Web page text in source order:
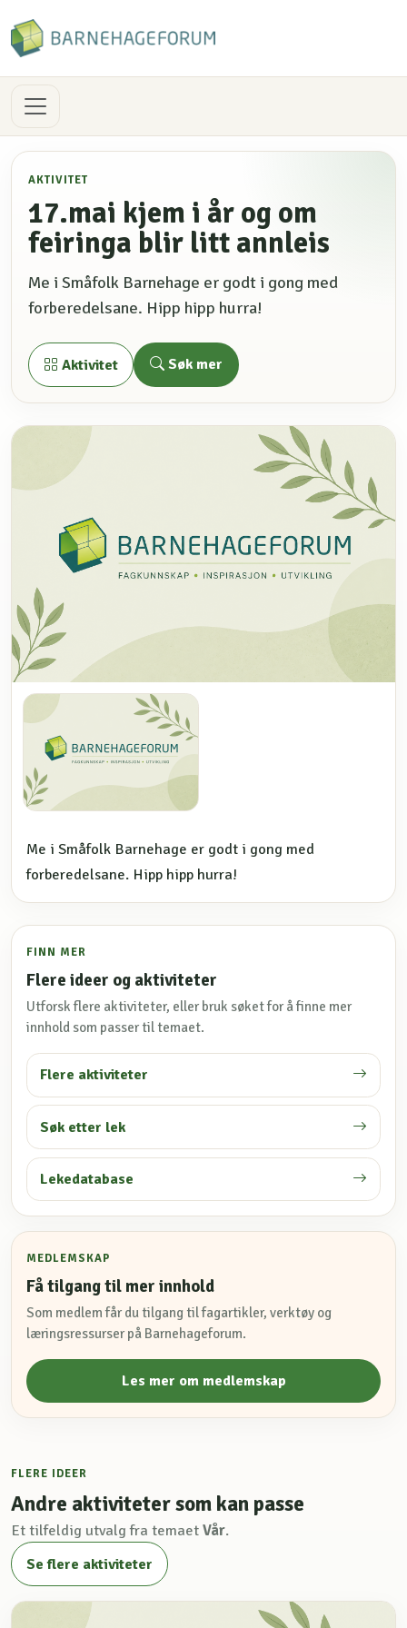
AKTIVITET
17.mai kjem i år og om
feiringa blir litt annleis
Me i Småfolk Barnehage er godt i gong med
forberedelsane. Hipp hipp hurra!
Aktivitet Søk mer
Me i Småfolk Barnehage er godt i gong med
forberedelsane. Hipp hipp hurra!
FINN MER
Flere ideer og aktiviteter
Utforsk flere aktiviteter, eller bruk søket for å finne mer
innhold som passer til temaet.
Flere aktiviteter
Søk etter lek
Lekedatabase
MEDLEMSKAP
Få tilgang til mer innhold
Som medlem får du tilgang til fagartikler, verktøy og
læringsressurser på Barnehageforum.
Les mer om medlemskap
FLERE IDEER
Andre aktiviteter som kan passe
Et tilfeldig utvalg fra temaet Vår.
Se flere aktiviteter